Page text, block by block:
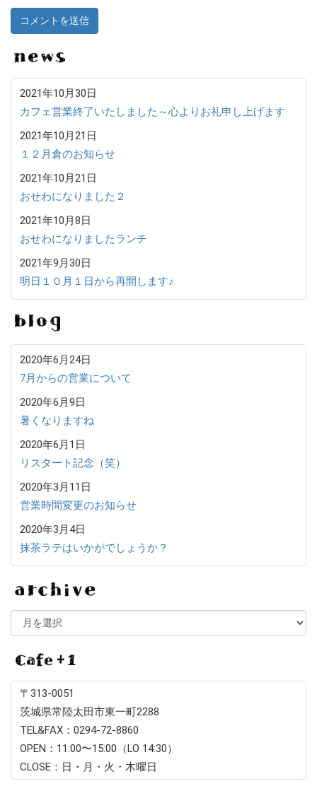
2021年10月30日
カフェ営業終了いたしました～心よりお礼申し上げます
2021年10月21日
１２月倉のお知らせ
2021年10月21日
おせわになりました２
2021年10月8日
おせわになりましたランチ
2021年9月30日
明日１０月１日から再開します♪
2020年6月24日
7月からの営業について
2020年6月9日
暑くなりますね
2020年6月1日
リスタート記念（笑）
2020年3月11日
営業時間変更のお知らせ
2020年3月4日
抹茶ラテはいかがでしょうか？
〒313-0051
茨城県常陸太田市東一町2288
TEL&FAX：0294-72-8860
OPEN：11:00〜15:00（LO 14:30）
CLOSE：日・月・火・木曜日